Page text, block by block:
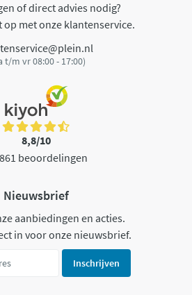
of direct advies nodig?
op met onze klantenservice.
t/m vr 08:00 - 17:00)
8,8/10
beoordelingen
Nieuwsbrief
aanbiedingen en acties.
in voor onze nieuwsbrief.
Inschrijven